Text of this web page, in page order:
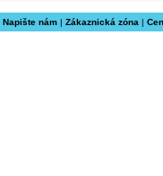
Napište nám| Zákaznická zóna |